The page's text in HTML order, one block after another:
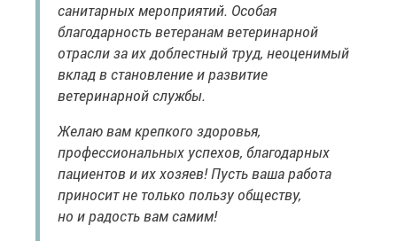
санитарных мероприятий. Особая
благодарность ветеранам ветеринарной
отрасли за их доблестный труд, неоценимый
вклад в становление и развитие
ветеринарной службы.
Желаю вам крепкого здоровья,
профессиональных успехов, благодарных
пациентов и их хозяев! Пусть ваша работа
приносит не только пользу обществу,
но и радость вам самим!